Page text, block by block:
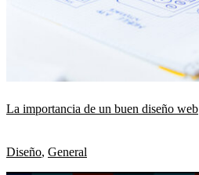
La importancia de un buen diseño web
Diseño, General